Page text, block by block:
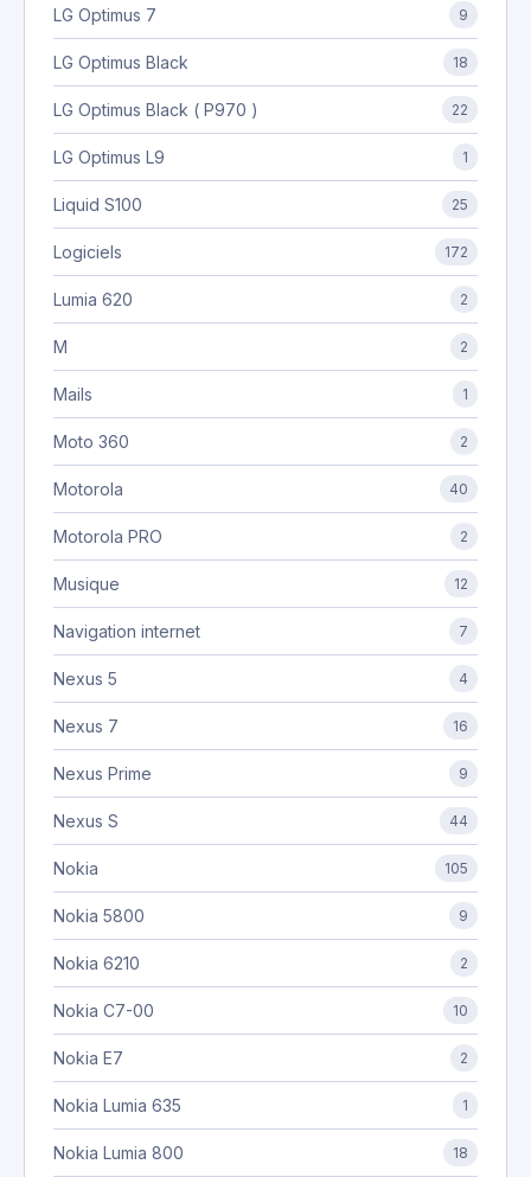
LG Optimus 7 9
LG Optimus Black 18
LG Optimus Black ( P970 ) 22
LG Optimus L9 1
Liquid S100 25
Logiciels 172
Lumia 620 2
M 2
Mails 1
Moto 360 2
Motorola 40
Motorola PRO 2
Musique 12
Navigation internet 7
Nexus 5 4
Nexus 7 16
Nexus Prime 9
Nexus S 44
Nokia 105
Nokia 5800 9
Nokia 6210 2
Nokia C7-00 10
Nokia E7 2
Nokia Lumia 635 1
Nokia Lumia 800 18